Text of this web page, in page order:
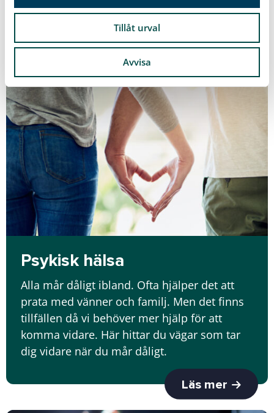
Tillåt urval
Avvisa
Psykisk hälsa
Alla mår dåligt ibland. Ofta hjälper det att
prata med vänner och familj. Men det finns
tillfällen då vi behöver mer hjälp för att
komma vidare. Här hittar du vägar som tar
dig vidare när du mår dåligt.
Läs mer